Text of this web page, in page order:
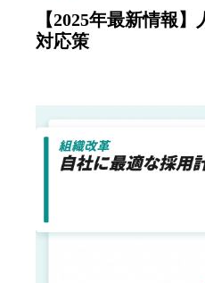
【2025年最新情報
対応策